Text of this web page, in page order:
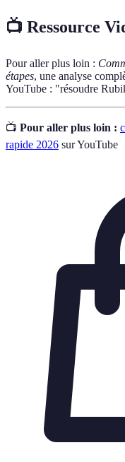
📺 Ressource
Pour aller plus loin :
étapes, une analyse
YouTube : "résoudre
📺 Pour aller plus loin :
rapide 2026 sur YouTube